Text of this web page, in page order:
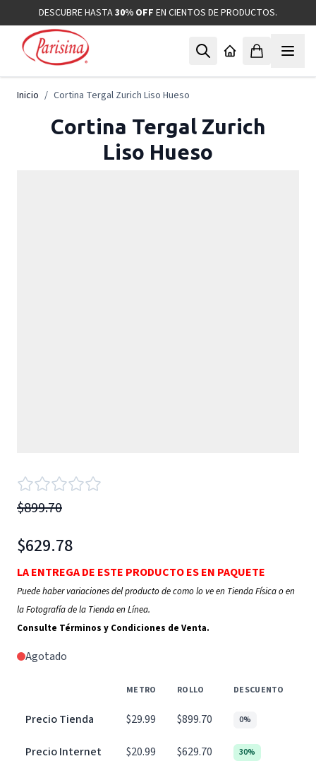
Ir al contenidoDESCUBRE HASTA30% OFF EN CIENTOS DE PRODUCTOS.
Inicio / Cortina Tergal Zurich Liso Hueso
Cortina Tergal Zurich
Liso Hueso
$899.70
$629.78
LA ENTREGA DE ESTE PRODUCTO ES EN PAQUETE
Puede haber variaciones del producto de como lo ve en Tienda Física o en
la Fotografía de la Tienda en Línea.
Consulte Términos y Condiciones de Venta.
Agotado
METRO ROLLO DESCUENTO
Precio Tienda $29.99 $899.70 0%
Precio Internet $20.99 $629.70 30%